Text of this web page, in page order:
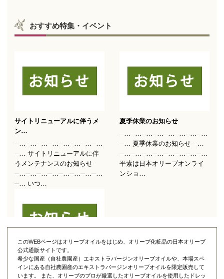
このWEBページはオリーブオイルをはじめ、オリーブ化粧品の日本オリーブ
公式通販サイトです。
希少な国産（自社農園産）エキストラバージンオリーブオイルや、本場スペ
インにある自社農園産のエキストラバージンオリーブオイルを限定販売して
います。 また、オリーブのプロが厳選したオリーブオイルを使用したドレッ